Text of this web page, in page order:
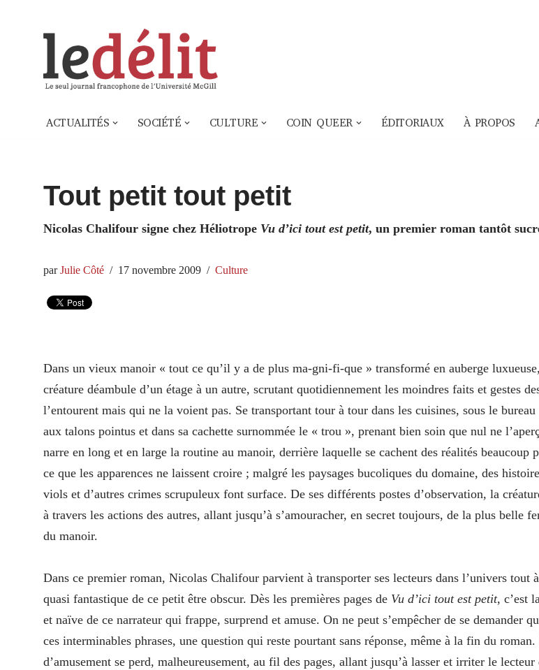
ACTUALITÉS SOCIÉTÉ CULTURE COIN QUEER ÉDITORIAUX À PROPOS
Tout petit tout petit
Nicolas Chalifour signe chez Héliotrope Vu d’ici tout est petit, un premier roman tantôt
parJulie Côté 17 novembre 2009 Culture
Dans un vieux manoir « tout ce qu’il y a de plus ma-gni-fi-que » transformé en auberge
créature déambule d’un étage à un autre, scrutant quotidiennement les moindres faits et gestes
l’entourent mais qui ne la voient pas. Se transportant tour à tour dans les cuisines, sous le
aux talons pointus et dans sa cachette surnommée le « trou », prenant bien soin que nul ne
narre en long et en large la routine au manoir, derrière laquelle se cachent des réalités beaucoup
ce que les apparences ne laissent croire ; malgré les paysages bucoliques du domaine, des
viols et d’autres crimes scrupuleux font surface. De ses différents postes d’observation, la
à travers les actions des autres, allant jusqu’à s’amouracher, en secret toujours, de la plus belle
du manoir.
Dans ce premier roman, Nicolas Chalifour parvient à transporter ses lecteurs dans l’univers tout
quasi fantastique de ce petit être obscur. Dès les premières pages de Vu d’ici tout est petit, c’est
et naïve de ce narrateur qui frappe, surprend et amuse. On ne peut s’empêcher de se demander
ces interminables phrases, une question qui reste pourtant sans réponse, même à la fin du roman.
d’amusement se perd, malheureusement, au fil des pages, allant jusqu’à lasser et irriter le lecteur